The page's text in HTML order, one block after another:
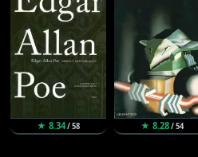
★ 8.34/ 58 ★ 8.28/ 54